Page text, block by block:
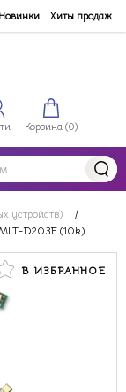
Хиты продаж
Корзина (0)
устройств)
/
D203E (10k)
В ИЗБРАННОЕ